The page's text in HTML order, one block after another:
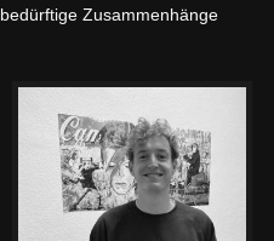
Zusammenhänge